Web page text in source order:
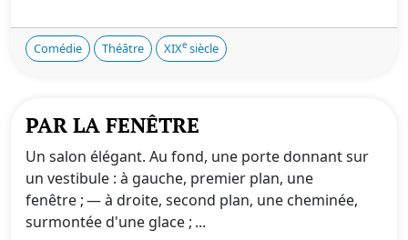
Comédie Théâtre XIXe siècle
PAR LA FENÊTRE
Un salon élégant. Au fond, une porte donnant sur
un vestibule : à gauche, premier plan, une
fenêtre ; — à droite, second plan, une cheminée,
surmontée d'une glace ; ...